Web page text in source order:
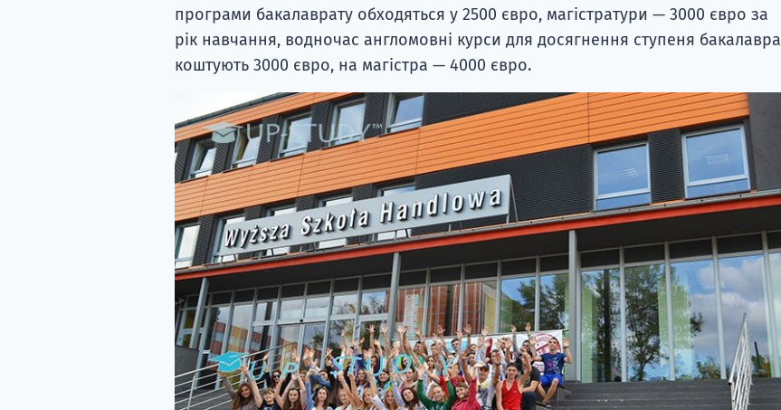
програми бакалаврату обходяться у 2500 євро, магістратури — 3000 євро за
рік навчання, водночас англомовні курси для досягнення ступеня бакалавра
коштують 3000 євро, на магістра — 4000 євро.